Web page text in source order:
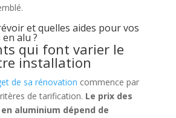
et quelles aides pour vos
alu ?
qui font varier le
installation
de sa rénovation commence par
de tarification. Le prix des
aluminium dépend de